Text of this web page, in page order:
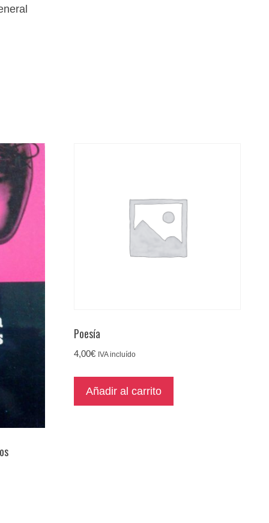
Poesía
4,00€ IVA incluído
Añadir al carrito